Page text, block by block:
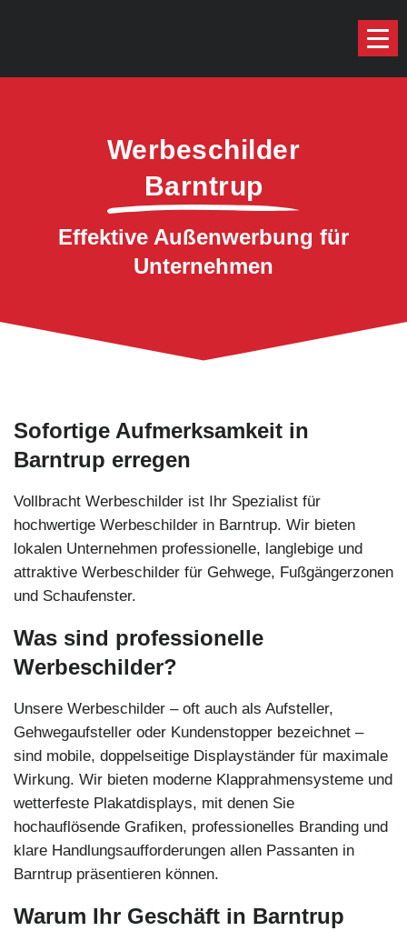
Werbeschilder
Barntrup
Effektive Außenwerbung für
Unternehmen
Sofortige Aufmerksamkeit in
Barntrup erregen
Vollbracht Werbeschilder ist Ihr Spezialist für
hochwertige Werbeschilder in Barntrup. Wir bieten
lokalen Unternehmen professionelle, langlebige und
attraktive Werbeschilder für Gehwege, Fußgängerzonen
und Schaufenster.
Was sind professionelle
Werbeschilder?
Unsere Werbeschilder – oft auch als Aufsteller,
Gehwegaufsteller oder Kundenstopper bezeichnet –
sind mobile, doppelseitige Displayständer für maximale
Wirkung. Wir bieten moderne Klapprahmensysteme und
wetterfeste Plakatdisplays, mit denen Sie
hochauflösende Grafiken, professionelles Branding und
klare Handlungsaufforderungen allen Passanten in
Barntrup präsentieren können.
Warum Ihr Geschäft in Barntrup